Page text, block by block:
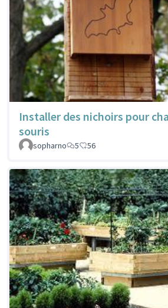
Installer des nichoirs pour
souris
sopharno 5 56